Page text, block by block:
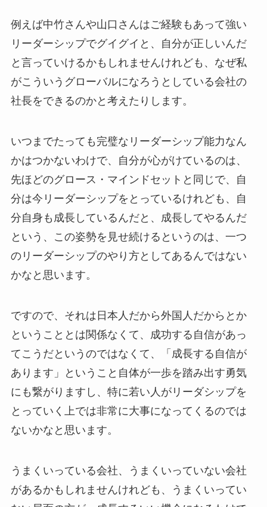
例えば中竹さんや山口さんはご経験もあって強い
リーダーシップでグイグイと、自分が正しいんだ
と言っていけるかもしれませんけれども、なぜ私
がこういうグローバルになろうとしている会社の
社長をできるのかと考えたりします。
いつまでたっても完璧なリーダーシップ能力なん
かはつかないわけで、自分が心がけているのは、
先ほどのグロース・マインドセットと同じで、自
分は今リーダーシップをとっているけれども、自
分自身も成長しているんだと、成長してやるんだ
という、この姿勢を見せ続けるというのは、一つ
のリーダーシップのやり方としてあるんではない
かなと思います。
ですので、それは日本人だから外国人だからとか
ということとは関係なくて、成功する自信があっ
てこうだというのではなくて、「成長する自信が
あります」ということ自体が一歩を踏み出す勇気
にも繋がりますし、特に若い人がリーダシップを
とっていく上では非常に大事になってくるのでは
ないかなと思います。
うまくいっている会社、うまくいっていない会社
があるかもしれませんけれども、うまくいってい